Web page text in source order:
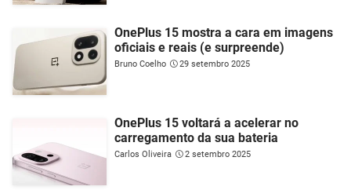
OnePlus 15 mostra a cara em imagens
oficiais e reais (e surpreende)
Bruno Coelho 29 setembro 2025
OnePlus 15 voltará a acelerar no
carregamento da sua bateria
Carlos Oliveira 2 setembro 2025